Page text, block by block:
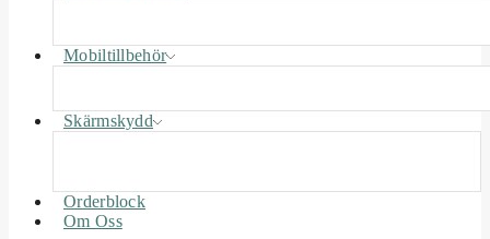
Mobiltillbehör
Skärmskydd
Orderblock
Om Oss